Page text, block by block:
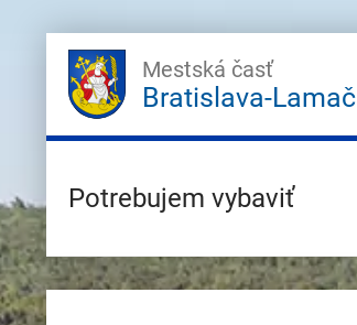
Mestská časť
Bratislava-Lamač
Potrebujem vybaviť